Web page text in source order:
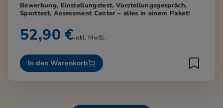
Bewerbung, Einstellungstest, Vorstellungsgespräch,
Sporttest, Assessment Center – alles in einem Paket!
52,90 €inkl. MwSt.
In den Warenkorb